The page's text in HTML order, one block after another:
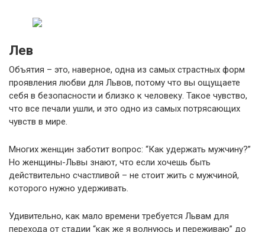
Лев
Объятия – это, наверное, одна из самых страстных форм
проявления любви для Львов, потому что вы ощущаете
себя в безопасности и близко к человеку. Такое чувство,
что все печали ушли, и это одно из самых потрясающих
чувств в мире.
Многих женщин заботит вопрос: “Как удержать мужчину?”
Но женщины-Львы знают, что если хочешь быть
действительно счастливой – не стоит жить с мужчиной,
которого нужно удерживать.
Удивительно, как мало времени требуется Львам для
перехода от стадии “как же я волнуюсь и переживаю” до